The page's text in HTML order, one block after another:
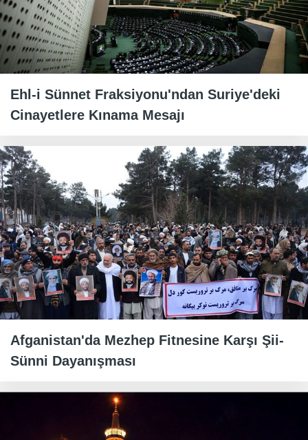
Ehl-i Sünnet Fraksiyonu'ndan Suriye'deki
Cinayetlere Kınama Mesajı
Afganistan'da Mezhep Fitnesine Karşı Şii-
Sünni Dayanışması